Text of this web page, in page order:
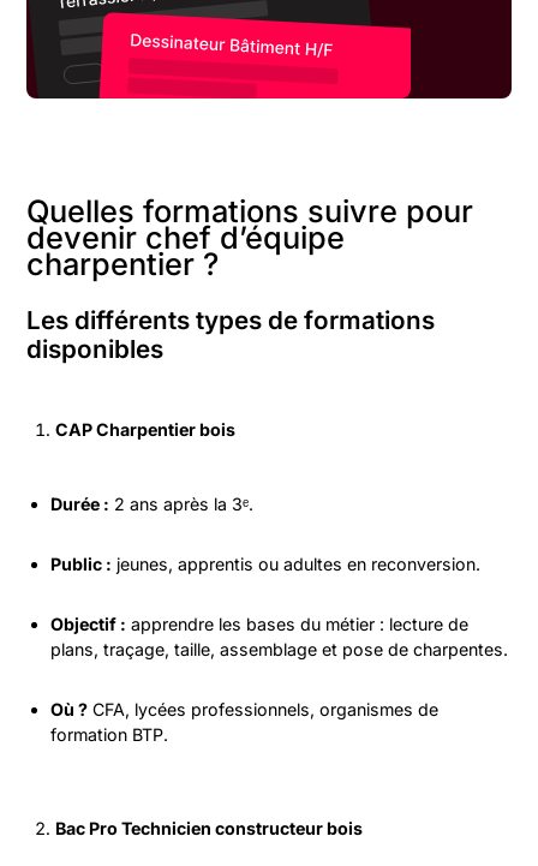
Quelles formations suivre pour
devenir chef d’équipe
charpentier ?
Les différents types de formations
disponibles
CAP Charpentier bois
Durée : 2 ans après la 3ᵉ.
Public : jeunes, apprentis ou adultes en reconversion.
Objectif : apprendre les bases du métier : lecture de
plans, traçage, taille, assemblage et pose de charpentes.
Où ? CFA, lycées professionnels, organismes de
formation BTP.
Bac Pro Technicien constructeur bois